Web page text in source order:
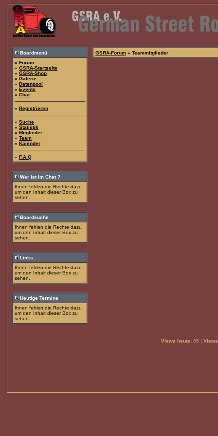
Boardmenü
» Forum
» GSRA-Startseite
» GSRA-Shop
» Galerie
» Datenpool
» Events
» Chat
» Registrieren
» Suche
» Statistik
» Mitglieder
» Team
» Kalender
» F.A.Q
Wer ist im Chat ?
Ihnen fehlen die Rechte dazu
um den Inhalt dieser Box zu
sehen.
Boardsuche
Ihnen fehlen die Rechte dazu
um den Inhalt dieser Box zu
sehen.
Links
Ihnen fehlen die Rechte dazu
um den Inhalt dieser Box zu
sehen.
Heutige Termine
Ihnen fehlen die Rechte dazu
um den Inhalt dieser Box zu
sehen.
GSRA-Forum » Teammitglieder
Views heute:85 |